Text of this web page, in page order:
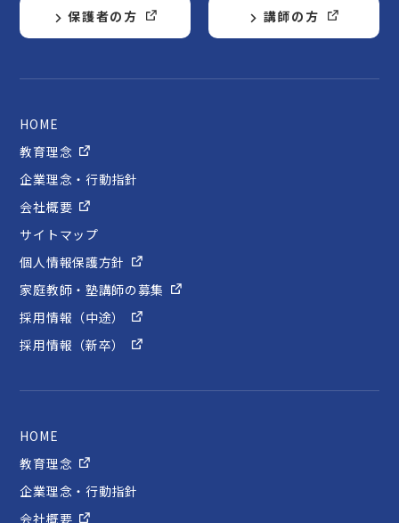
保護者の方 講師の方
HOME
教育理念
企業理念・行動指針
会社概要
サイトマップ
個人情報保護方針
家庭教師・塾講師の募集
採用情報（中途）
採用情報（新卒）
HOME
教育理念
企業理念・行動指針
会社概要